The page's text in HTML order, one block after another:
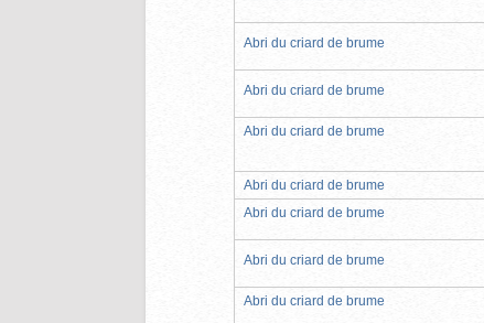
Abri du criard de brume
Abri du criard de brume
Abri du criard de brume
Abri du criard de brume
Abri du criard de brume
Abri du criard de brume
Abri du criard de brume